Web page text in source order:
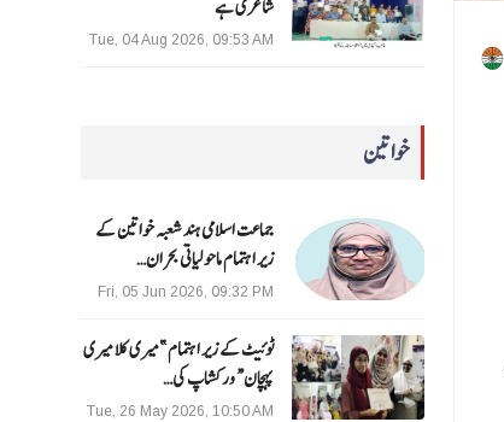
شاعری ہے
Tue, 04 Aug 2026, 09:53 AM
خواتین
جماعت اسلامی ہند شعبہ خواتین کے
زیر اہتمام ماحولیاتی بحران…
Fri, 05 Jun 2026, 09:32 PM
ٹوئیٹ کے زیر اہتمام ”میری کلا میری
پہچان“ ورکشاپ کی…
Tue, 26 May 2026, 10:50 AM